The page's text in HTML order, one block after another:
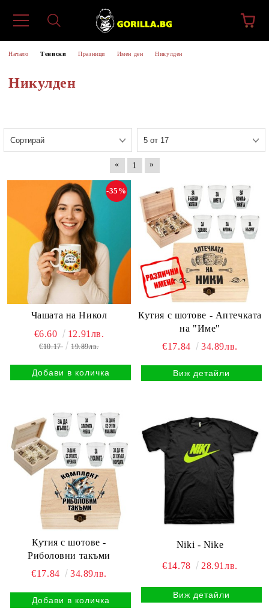
Начало Тениски Празници Имен ден Никулден
Никулден
« 1 »
Чашата на Никол
-35%
€6.60 12.91лв.
€10.17 19.89лв.
Кутия с шотове - Аптечката
на "Име"
€17.84
34.89лв.
Виж детайли
Кутия с шотове -
Риболовни такъми
€17.84
34.89лв.
Niki - Nike
€14.78 28.91лв.
Виж детайли